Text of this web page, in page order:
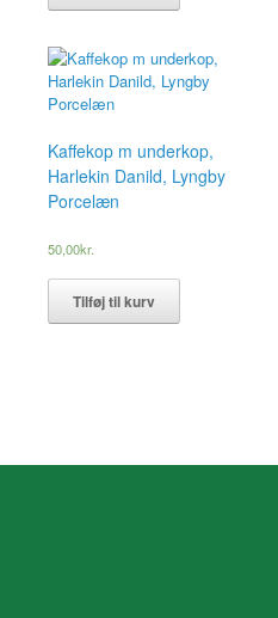
Kaffekop m underkop,
Harlekin Danild, Lyngby
Porcelæn
50,00kr.
Tilføj til kurv